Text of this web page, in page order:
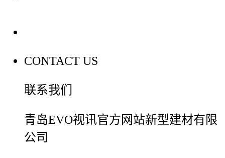
CONTACT US
联系我们
青岛EVO视讯官方网站新型建材有限
公司